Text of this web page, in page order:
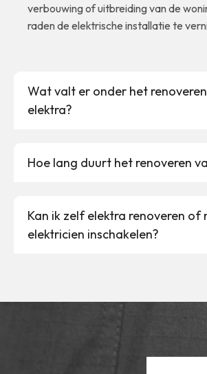
verbouwing of uitbreiding van de
raden de elektrische installatie te
Wat valt er onder het
elektra?
Hoe lang duurt het renoveren
Kan ik zelf elektra renoveren of
elektricien inschakelen?